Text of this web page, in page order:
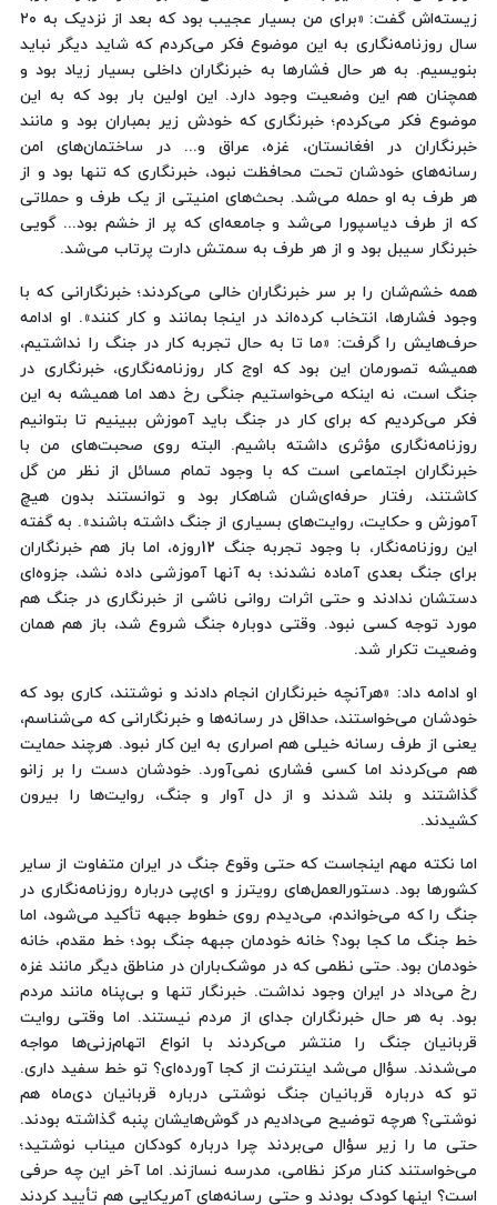
زیسته‌اش گفت: «برای من بسیار عجیب بود که بعد از نزدیک به ۲۰
سال روزنامه‌نگاری به این موضوع فکر می‌کردم که شاید دیگر نباید
بنویسیم. به هر حال فشارها به خبرنگاران داخلی بسیار زیاد بود و
همچنان هم این وضعیت وجود دارد. این اولین بار بود که به این
موضوع فکر می‌کردم؛ خبرنگاری که خودش زیر بمباران بود و مانند
خبرنگاران در افغانستان، غزه، عراق و... در ساختمان‌های امن
رسانه‌های خودشان تحت محافظت نبود، خبرنگاری که تنها بود و از
هر طرف به او حمله می‌شد. بحث‌های امنیتی از یک طرف و حملاتی
که از طرف دیاسپورا می‌شد و جامعه‌ای که پر از خشم بود... گویی
خبرنگار سیبل بود و از هر طرف به سمتش دارت پرتاب می‌شد.
همه خشم‌شان را بر سر خبرنگاران خالی می‌کردند؛ خبرنگارانی که با
وجود ‌فشارها، انتخاب کرده‌اند در اینجا بمانند و کار کنند». او ادامه
حرف‌هایش را گرفت: «ما تا به حال تجربه کار در جنگ را نداشتیم،
همیشه تصورمان این بود که اوج کار روزنامه‌نگاری، خبرنگاری در
جنگ است، نه اینکه می‌خواستیم جنگی رخ دهد اما همیشه به این
فکر می‌کردیم که برای کار در جنگ باید آموزش ببینیم تا بتوانیم
روزنامه‌نگاری مؤثری داشته باشیم. البته روی صحبت‌های من با
خبرنگاران اجتماعی است که با وجود تمام مسائل از نظر من گل
کاشتند، رفتار حرفه‌ای‌شان شاهکار بود و توانستند بدون هیچ
آموزش و حکایت، روایت‌های بسیاری از جنگ داشته باشند». به گفته
این روزنامه‌نگار، با وجود تجربه جنگ 12روزه، اما باز هم خبرنگاران
برای جنگ بعدی آماده نشدند؛ به آنها آموزشی داده نشد، جزوه‌ای
دستشان ندادند و حتی اثرات روانی ناشی از خبرنگاری در جنگ هم
مورد توجه کسی نبود. ‌وقتی دوباره جنگ شروع شد، باز هم همان
وضعیت تکرار شد.
او ادامه داد: «هرآنچه خبرنگاران انجام دادند و نوشتند، کاری بود که
خودشان می‌خواستند، حداقل در رسانه‌ها و خبرنگارانی که می‌شناسم،
یعنی از طرف رسانه خیلی هم اصراری به این کار نبود. هرچند حمایت‌
هم می‌کردند اما کسی فشاری نمی‌آورد. خودشان دست را بر زانو
گذاشتند و بلند شدند و از دل آوار و جنگ، روایت‌ها را بیرون
کشیدند.
اما نکته مهم اینجاست که حتی وقوع جنگ در ایران متفاوت از سایر
کشورها بود. دستورالعمل‌های رویترز و ای‌پی درباره روزنامه‌نگاری در
جنگ را که می‌خواندم، می‌دیدم روی خطوط جبهه تأکید می‌شود، اما
خط جنگ ما کجا بود؟ خانه خودمان جبهه جنگ بود؛ خط مقدم، خانه
خودمان بود. حتی نظمی که در موشک‌باران در مناطق دیگر مانند غزه
رخ می‌داد در ایران وجود نداشت. خبرنگار تنها و بی‌پناه مانند مردم
بود. به هر حال خبرنگاران جدای از مردم نیستند. اما وقتی روایت
قربانیان جنگ را منتشر می‌کردند با انواع اتهام‌زنی‌ها مواجه
می‌شدند. سؤال می‌شد اینترنت از کجا آورده‌ای؟ تو خط سفید داری.
تو که درباره قربانیان جنگ نوشتی درباره قربانیان دی‌ماه هم
نوشتی؟ هرچه توضیح می‌دادیم در گوش‌هایشان پنبه گذاشته بودند.
حتی ما را زیر سؤال می‌بردند چرا درباره کودکان میناب نوشتید؛
می‌خواستند کنار مرکز نظامی، مدرسه نسازند. اما آخر این چه حرفی
است؟ اینها کودک بودند و حتی رسانه‌های آمریکایی هم تأیید کردند